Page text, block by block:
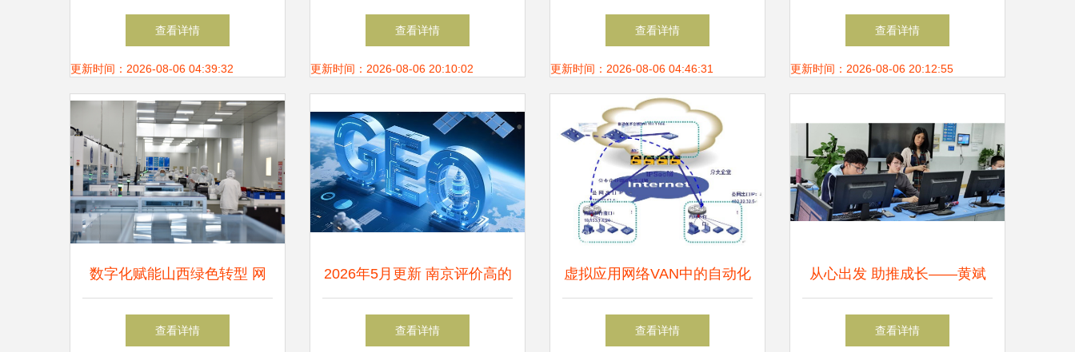
务的创新实践
查看详情
更新时间：2026-08-06 04:39:32
之路,成功经验分享
查看详情
更新时间：2026-08-06 20:10:02
365亿投资汇聚27个前沿项
目，产业链集成与技术突破并
进
查看详情
更新时间：2026-08-06 04:46:31
与趋势分析
查看详情
更新时间：2026-08-06 20:12:55
数字化赋能山西绿色转型 网
络技术服务助力低碳产能之路
查看详情
2026年5月更新 南京评价高的
通义千问优化推广网络公司如
查看详情
虚拟应用网络VAN中的自动化
管理技术在移动通信网中的实
查看详情
从心出发 助推成长——黄斌
华计算机网络技术名师培育工
查看详情